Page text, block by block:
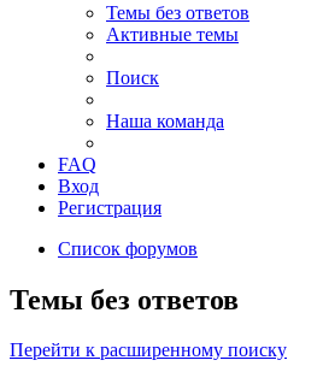
Темы без ответов
Активные темы
Поиск
Наша команда
FAQ
Вход
Регистрация
Список форумов
Темы без ответов
Перейти к расширенному поиску